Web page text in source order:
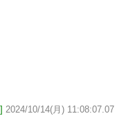
2024/10/14(月) 11:08:07.07